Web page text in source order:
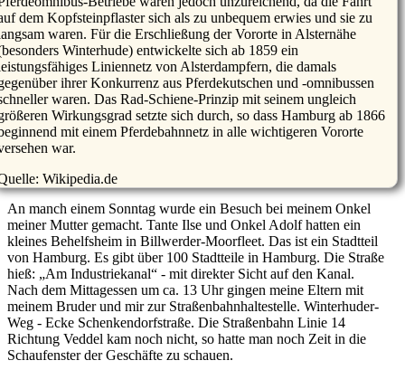
dem Kopfsteinpflaster sich als zu unbequem erwies und sie zu
waren. Für die Erschließung der Vororte in Alsternähe
Winterhude) entwickelte sich ab 1859 ein
Liniennetz von Alsterdampfern, die damals
ihrer Konkurrenz aus Pferdekutschen und -omnibussen
waren. Das Rad-Schiene-Prinzip mit seinem ungleich
Wirkungsgrad setzte sich durch, so dass Hamburg ab 1866
mit einem Pferdebahnnetz in alle wichtigeren Vororte
war.
Wikipedia.de
© Copyright by Erinnerungswerkstatt Norderstedt 2004 - 2026
https://ewnor.de / https://www.erinnerungswerkstatt-norderstedt.de
Ausdruck nur als Leseprobe zum persönlichen Gebrauch,
weitergehende Nutzung oder Weitergabe in jeglicher Form nur mit
dem schriftlichem Einverständnis der Urheber!
Dieter Scholz
Doppeltes Fahrgeld !
An manch einem Sonntag wurde ein Besuch bei meinem Onkel
meiner Mutter gemacht. Tante Ilse und Onkel Adolf hatten ein
kleines Behelfsheim in Billwerder-Moorfleet. Das ist ein Stadtteil
von Hamburg. Es gibt über 100 Stadtteile in Hamburg. Die Straße
hieß:
Am Industriekanal
- mit direkter Sicht auf den Kanal.
Nach dem Mittagessen um ca. 13 Uhr gingen meine Eltern mit
meinem Bruder und mir zur Straßenbahnhaltestelle. Winterhuder-
Weg - Ecke Schenkendorfstraße. Die Straßenbahn Linie 14
Richtung Veddel kam noch nicht, so hatte man noch Zeit in die
Schaufenster der Geschäfte zu schauen.